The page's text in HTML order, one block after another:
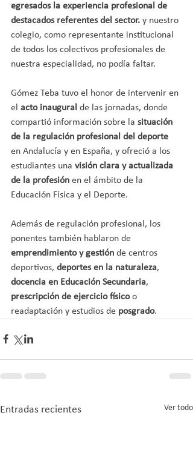
egresados la experiencia profesional de
destacados referentes del sector. y nuestro
colegio, como representante institucional
de todos los colectivos profesionales de
nuestra especialidad, no podía faltar.
Gómez Teba tuvo el honor de intervenir en
el acto inaugural de las jornadas, donde
compartió información sobre la situación
de la regulación profesional del deporte
en Andalucía y en España, y ofreció a los
estudiantes una visión clara y actualizada
de la profesión en el ámbito de la
Educación Física y el Deporte.
Además de regulación profesional, los
ponentes también hablaron de
emprendimiento y gestión de centros
deportivos, deportes en la naturaleza,
docencia en Educación Secundaria,
prescripción de ejercicio físico o
readaptación y estudios de posgrado.
Entradas recientes Ver todo